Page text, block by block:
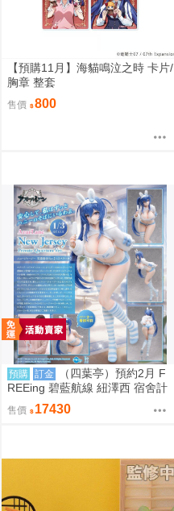
【預購11月】海貓鳴泣之時 卡片/
胸章 整套
售價 800
預購 訂金
（四葉亭）預約2月 F
REEing 碧藍航線 紐澤西 宿舍計
劃Ver.1/3 PVC 0917
售價 17430